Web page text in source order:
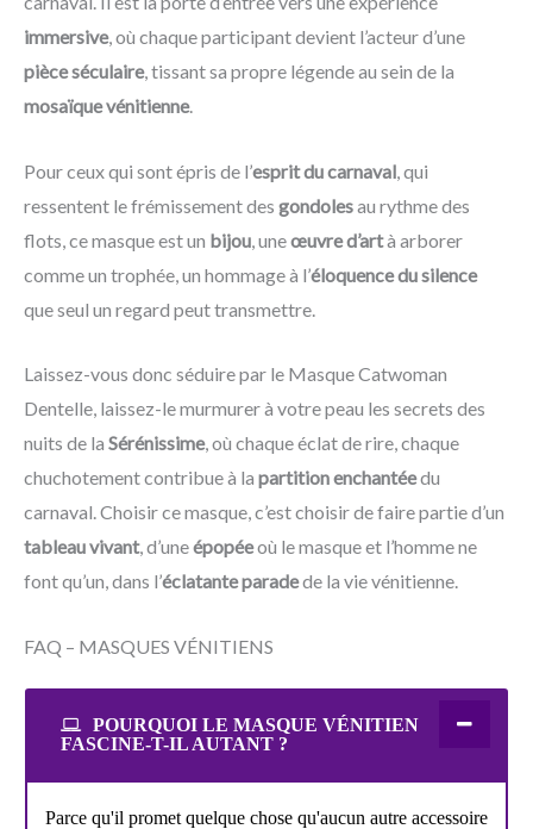
immersive, où chaque participant devient l’acteur d’une
pièce séculaire, tissant sa propre légende au sein de la
mosaïque vénitienne.
Pour ceux qui sont épris de l’esprit du carnaval , qui
ressentent le frémissement des gondolesau rythme des
flots, ce masque est un bijou , uneœuvre d’artà arborer
comme un trophée, un hommage à l’éloquence du silence
que seul un regard peut transmettre.
Laissez-vous donc séduire par le Masque Catwoman
Dentelle, laissez-le murmurer à votre peau les secrets des
nuits de la Sérénissime, où chaque éclat de rire, chaque
chuchotement contribue à la partition enchantéedu
carnaval. Choisir ce masque, c’est choisir de faire partie d’un
tableau vivant, d’uneépopéeoù le masque et l’homme ne
font qu’un, dans l’éclatante paradede la vie vénitienne.
FAQ – MASQUES VÉNITIENS
POURQUOI LE MASQUE VÉNITIEN
FASCINE-T-IL AUTANT ?
Parce qu'il promet quelque chose qu'aucun autre accessoire